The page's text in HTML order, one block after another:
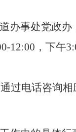
办事处党政办
12:00，下午
通过电话咨